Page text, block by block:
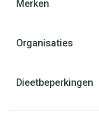
Merken
Organisaties
Dieetbeperkingen